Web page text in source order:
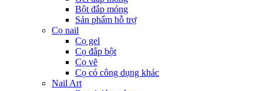
Bột đắp móng
Sản phẩm hỗ trợ
Cọ nail
Cọ gel
Cọ đắp bột
Cọ vẽ
Cọ có công dụng khác
Nail Art